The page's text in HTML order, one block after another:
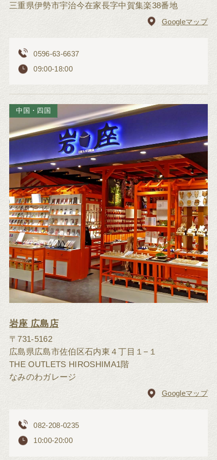
三重県伊勢市宇治今在家長字中賀集楽38番地
Googleマップ
0596-63-6637
09:00-18:00
中国・四国
岩座 広島店
〒731-5162
広島県広島市佐伯区石内東４丁目１−１
THE OUTLETS HIROSHIMA1階
なみのわガレージ
Googleマップ
082-208-0235
10:00-20:00